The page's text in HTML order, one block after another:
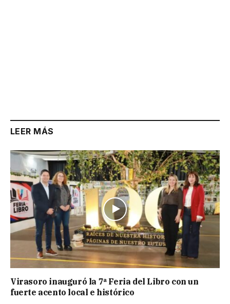
LEER MÁS
Virasoro inauguró la 7ª Feria del Libro con un
fuerte acento local e histórico